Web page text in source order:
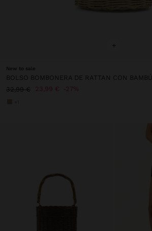
+
New to sale
BOLSO BOMBONERA DE RATTAN CON BAMBÚ
32,99 €
23,99 € 27%